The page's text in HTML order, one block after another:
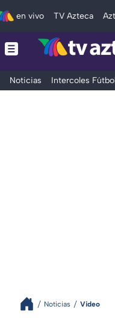
en vivo TV Azteca
Noticias Intercoles
Noticias Video